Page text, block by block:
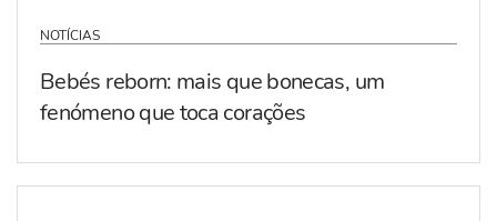
NOTÍCIAS
Bebés reborn: mais que bonecas, um
fenómeno que toca corações